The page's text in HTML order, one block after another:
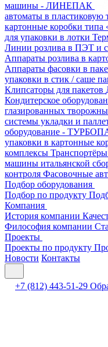
машины - ЛИНЕПАК
автоматы в
картонные коробки типа
для упаковки в лотки
Линии розлива в ПЭТ и
Аппараты розлива в
Аппараты фасовки в
упаковки в стик / саше
Клипсаторы для пакетов
Кондитерское
глазированных
системы укладки и
оборудование -
упаковки в картонные
комплексы
машины итальянской
контроля Фасовочные
Подбор оборудования
Подбор по продукту
Компания
История компании
Философия компании
Проекты
Проекты по продукту
Новости Контакты
+7 (812) 443-51-29